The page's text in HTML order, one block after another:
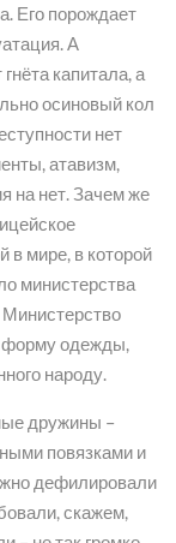
Его порождает
А
капитала, а
осиновый кол
нет
атавизм,
на нет. Зачем же
в мире, в которой
министерства
форму одежды,
народу.
дружины –
повязками и
дефилировали
скажем,